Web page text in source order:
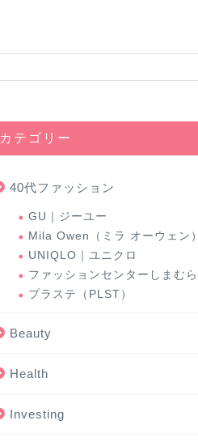
カテゴリー
40代ファッション
GU｜ジーユー
Mila Owen（ミラ オーウェン）
UNIQLO｜ユニクロ
ファッションセンターしまむら
プラステ（PLST）
Beauty
Health
Investing